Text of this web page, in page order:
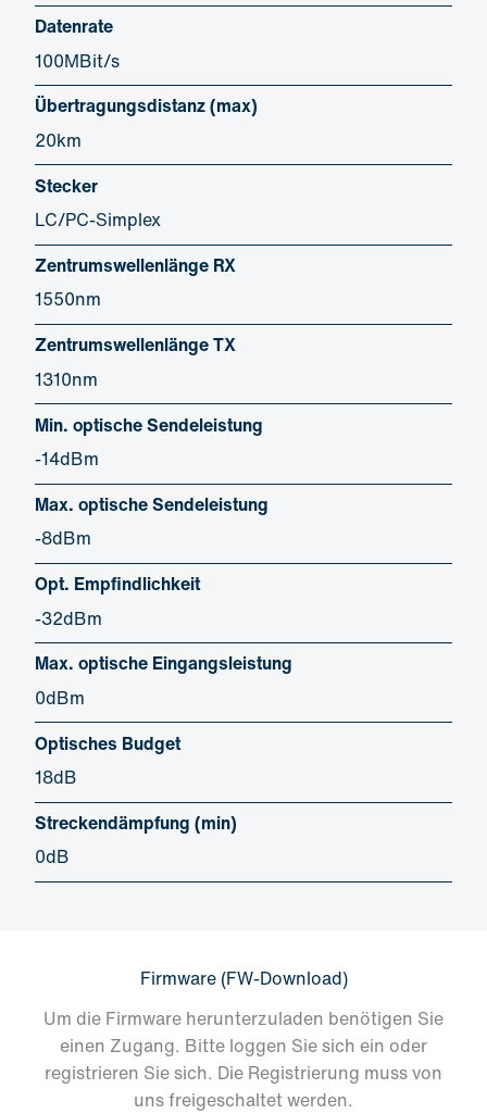
Datenrate
100MBit/s
Übertragungsdistanz (max)
20km
Stecker
LC/PC-Simplex
Zentrumswellenlänge RX
1550nm
Zentrumswellenlänge TX
1310nm
Min. optische Sendeleistung
-14dBm
Max. optische Sendeleistung
-8dBm
Opt. Empfindlichkeit
-32dBm
Max. optische Eingangsleistung
0dBm
Optisches Budget
18dB
Streckendämpfung (min)
0dB
Firmware (FW-Download)
Um die Firmware herunterzuladen benötigen Sie
einen Zugang. Bitte loggen Sie sich ein oder
registrieren Sie sich. Die Registrierung muss von
uns freigeschaltet werden.